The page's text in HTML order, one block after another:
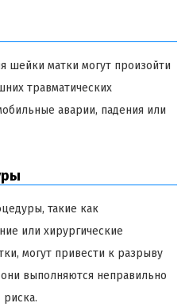
шейки матки могут произойти
травматических
аварии, падения или
такие как
или хирургические
могут привести к разрыву
выполняются неправильно